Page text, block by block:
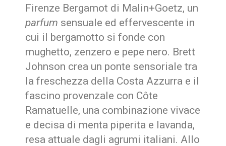
Firenze Bergamot di Malin+Goetz, un
parfum sensuale ed effervescente in
cui il bergamotto si fonde con
mughetto, zenzero e pepe nero. Brett
Johnson crea un ponte sensoriale tra
la freschezza della Costa Azzurra e il
fascino provenzale con Côte
Ramatuelle, una combinazione vivace
e decisa di menta piperita e lavanda,
resa attuale dagli agrumi italiani. Allo